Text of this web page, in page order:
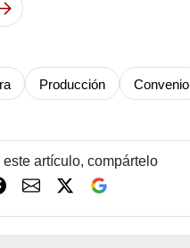
Producción Convenio
este artículo, compártelo